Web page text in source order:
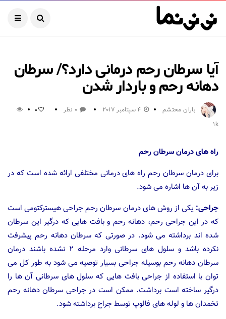
آیا سرطان رحم درمانی دارد؟/ سرطان
دهانه رحم و باردار شدن
باران محتشم 4 سپتامبر 2017 0 نظر 0
1k
راه های درمان سرطان رحم
برای درمان سرطان رحم راه های درمانی مختلفی ارائه شده است که در
زیر به آن ها اشاره می شود.
جراحی: یکی از روش های درمان سرطان رحم جراحی هیسترکتومی است
که در این جراحی رحم، دهانه رحم و بافت هایی که درگیر این سرطان
شده اند برداشته می شود. در صورتی که سرطان دهانه رحم پیشرفت
نکرده باشد و سلول های سرطانی وارد مرحله ۲ نشده باشند درمان
سرطان دهانه رحم بوسیله جراحی بسیار توصیه می شود به طور کل می
توان با استفاده از جراحی بافت هایی که سلول های سرطانی آن ها را
درگیر ساخته است برداشت. ممکن است در جراحی سرطان دهانه رحم
تخمدان ها و لوله های فالوپ توسط جراح برداشته شود.